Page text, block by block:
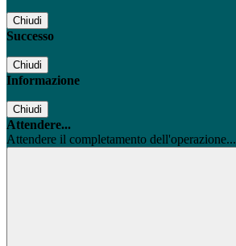
Chiudi
Successo
Chiudi
Informazione
Chiudi
Attendere...
Attendere il completamento dell'operazione...